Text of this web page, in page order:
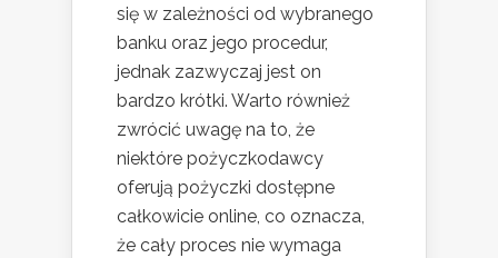
się w zależności od wybranego
banku oraz jego procedur,
jednak zazwyczaj jest on
bardzo krótki. Warto również
zwrócić uwagę na to, że
niektóre pożyczkodawcy
oferują pożyczki dostępne
całkowicie online, co oznacza,
że cały proces nie wymaga